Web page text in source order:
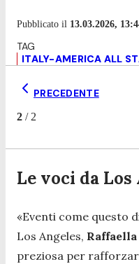
Pubblicato il 13.03.2026,
ITALY-AMERICA ALL
PRECEDENTE
2 / 2
Le voci da Los
«Eventi come questo
Los Angeles,
preziosa per